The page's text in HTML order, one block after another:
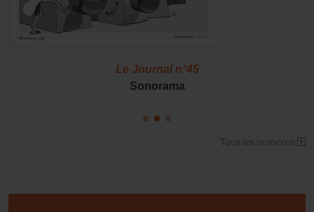
Le Journal n°45
Sonorama
Tous les numéros